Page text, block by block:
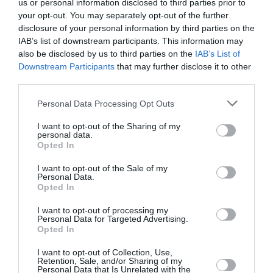
us or personal information disclosed to third parties prior to
your opt-out. You may separately opt-out of the further
disclosure of your personal information by third parties on the
IAB’s list of downstream participants. This information may
also be disclosed by us to third parties on the IAB’s List of
Downstream Participants that may further disclose it to other
Personal Data Processing Opt Outs
I want to opt-out of the Sharing of my
personal data.
Opted In
I want to opt-out of the Sale of my
Personal Data.
Opted In
I want to opt-out of processing my
Personal Data for Targeted Advertising.
Opted In
I want to opt-out of Collection, Use,
Retention, Sale, and/or Sharing of my
Personal Data that Is Unrelated with the
Newsletter
Κάθε βδομάδα στο e-mail σας τα τελευταία νέα για
την Τέχνη και τον Πολιτισμό!
Σχετικά Άρθρα